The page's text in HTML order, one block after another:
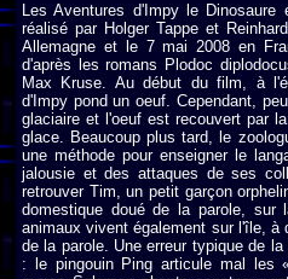
Les Aventures d'Impy le Dinosaure
réalisé par Holger Tappe et
Allemagne et le 7 mai 2008 en
d'après les romans Plodoc
Max Kruse. Au début du film, à
d'Impy pond un oeuf. Cependant,
glaciaire et l'oeuf est recouvert par
glace. Beaucoup plus tard, le
une méthode pour enseigner le
jalousie et des attaques de ses
retrouver Tim, un petit garçon
domestique doué de la parole, sur
animaux vivent également sur l'île, à
de la parole. Une erreur typique de
: le pingouin Ping articule mal les